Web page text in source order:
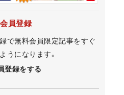
員登録
で無料会員限定記事をすぐ
うになります。
登録をする